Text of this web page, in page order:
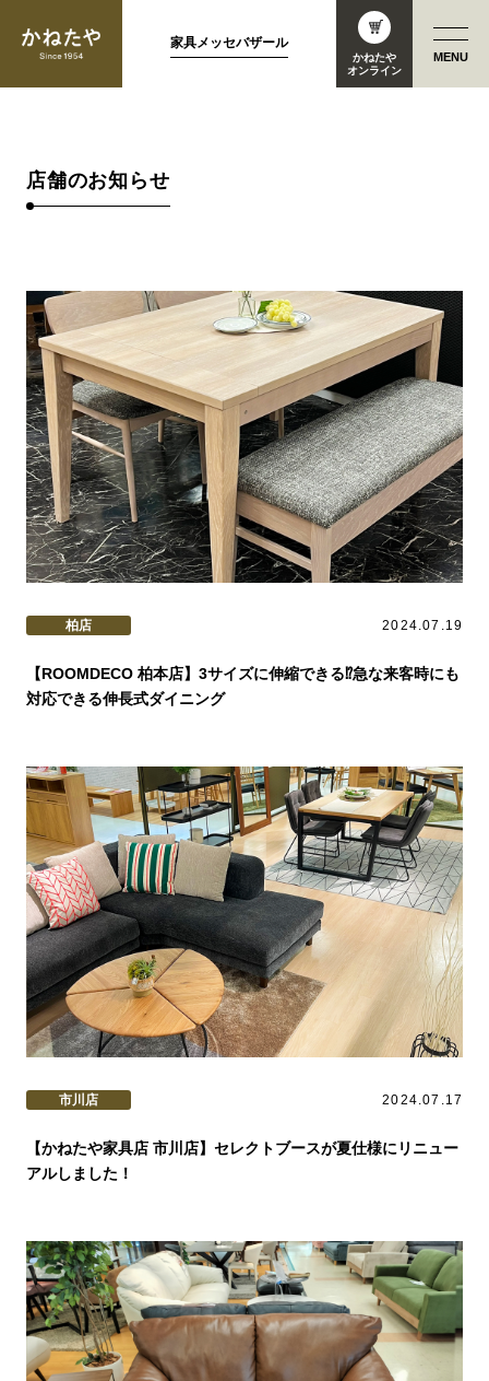
かねたや
オンライン
家具メッセバザール
MENU
店舗のお知らせ
柏店 2024.07.19
【ROOMDECO 柏本店】3サイズに伸縮できる⁉急な来客時にも
対応できる伸長式ダイニング
市川店 2024.07.17
【かねたや家具店 市川店】セレクトブースが夏仕様にリニュー
アルしました！